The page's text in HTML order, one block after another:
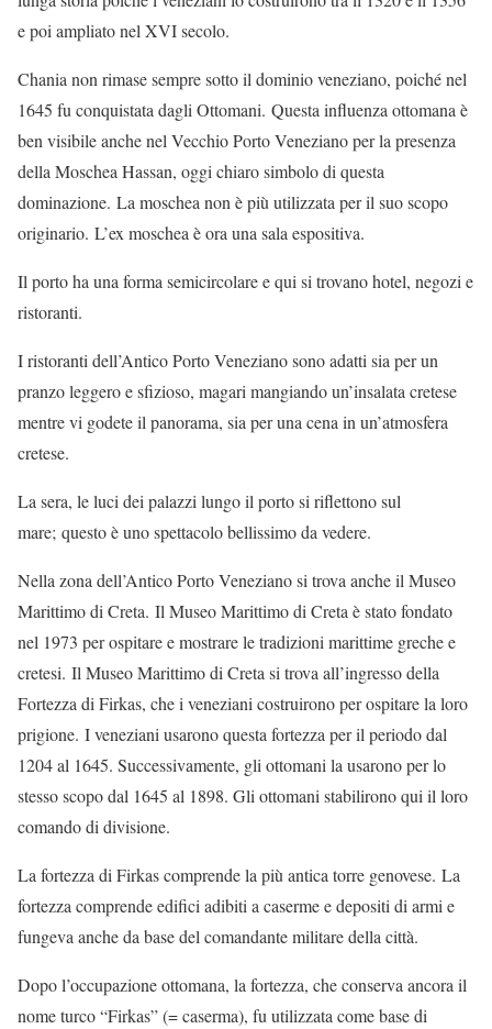
e poi ampliato nel XVI secolo.
Chania non rimase sempre sotto il dominio veneziano, poiché nel
1645 fu conquistata dagli Ottomani. Questa influenza ottomana è
ben visibile anche nel Vecchio Porto Veneziano per la presenza
della Moschea Hassan, oggi chiaro simbolo di questa
dominazione. La moschea non è più utilizzata per il suo scopo
originario. L’ex moschea è ora una sala espositiva.
Il porto ha una forma semicircolare e qui si trovano hotel, negozi e
ristoranti.
I ristoranti dell’Antico Porto Veneziano sono adatti sia per un
pranzo leggero e sfizioso, magari mangiando un’insalata cretese
mentre vi godete il panorama, sia per una cena in un’atmosfera
cretese.
La sera, le luci dei palazzi lungo il porto si riflettono sul
mare; questo è uno spettacolo bellissimo da vedere.
Nella zona dell’Antico Porto Veneziano si trova anche il Museo
Marittimo di Creta. Il Museo Marittimo di Creta è stato fondato
nel 1973 per ospitare e mostrare le tradizioni marittime greche e
cretesi. Il Museo Marittimo di Creta si trova all’ingresso della
Fortezza di Firkas, che i veneziani costruirono per ospitare la loro
prigione. I veneziani usarono questa fortezza per il periodo dal
1204 al 1645. Successivamente, gli ottomani la usarono per lo
stesso scopo dal 1645 al 1898. Gli ottomani stabilirono qui il loro
comando di divisione.
La fortezza di Firkas comprende la più antica torre genovese. La
fortezza comprende edifici adibiti a caserme e depositi di armi e
fungeva anche da base del comandante militare della città.
Dopo l’occupazione ottomana, la fortezza, che conserva ancora il
nome turco “Firkas” (= caserma), fu utilizzata come base di